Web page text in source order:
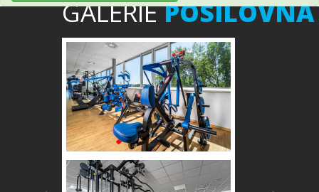
GALERIEPOSILOVNA
Předchozí